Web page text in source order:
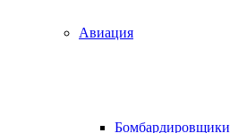
Авиация
Бомбардировщики